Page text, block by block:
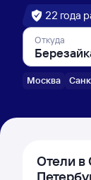
22 года
Откуда
Москва
Отели в